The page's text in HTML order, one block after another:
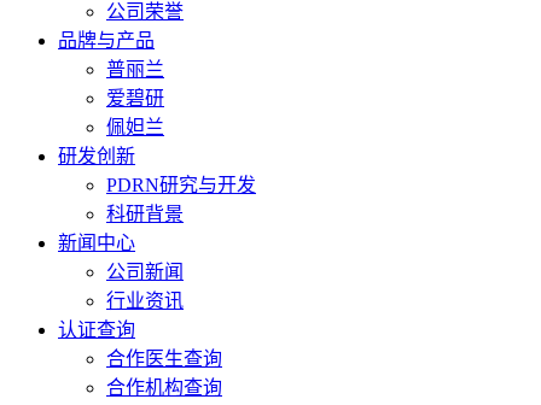
公司荣誉
品牌与产品
普丽兰
爱碧研
佩妲兰
研发创新
PDRN研究与开发
科研背景
新闻中心
公司新闻
行业资讯
认证查询
合作医生查询
合作机构查询